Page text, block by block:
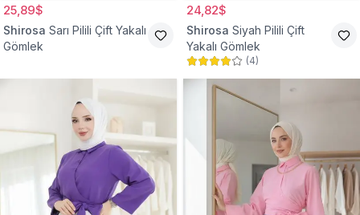
25,89$
Shirosa Sarı Pilili Çift Yakalı
Gömlek
24,82$
Shirosa Siyah Pilili Çift
Yakalı Gömlek
(4)